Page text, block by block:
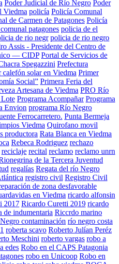
Poder Judicial de Río Negro Poder
Viedma policía Policía Comunal
de Carmen de Patagones Policía
patagones policia de el
de rio negr policia de rio negro
Assis - Presidente del Centro de
— CIDP Portal de Servicios de
Spegazzini Prefectura
calefón solar en Viedma Primer
Social” Primera Feria del
Artesana de Viedma PRO Río
Programa Acompañar Programa
Envion programa Río Negro
Ferrocarretero. Punta Bermeja
Viedma Quirofano movil
productora Rata Blanca en Viedma
Rebeca Rodriguez rechazo
reciclaje recital reclamo reclamo unrn
de la Tercera Juventud
regalías Regata del río Negro
registro civil Registro Civil
de zona desfavorable
en Viedma ricardo alfonsin
2017 Ricardo Curetti 2019 ricardo
de indumentaria Riccrdo marino
contaminación río negro costa
roberta scavo Roberto Julían Peréz
Meschini roberto vargas robo a
edes Robo en el CAPS Patagonia
robo en Unicoop Robo en